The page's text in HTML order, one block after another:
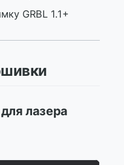
GRBL 1.1+
лазера